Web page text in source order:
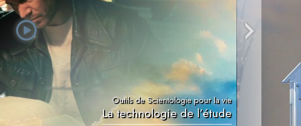
Outils de Scientologie pour la vie
La technologie de l’étude